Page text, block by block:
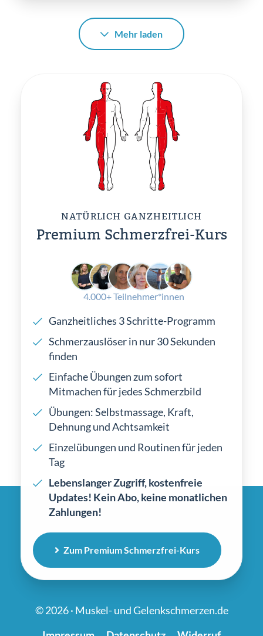
Mehr laden
NATÜRLICH GANZHEITLICH
Premium Schmerzfrei-Kurs
4.000+ Teilnehmer*innen
Ganzheitliches 3 Schritte-Programm
Schmerzauslöser in nur 30 Sekunden
finden
Einfache Übungen zum sofort
Mitmachen für jedes Schmerzbild
Übungen: Selbstmassage, Kraft,
Dehnung und Achtsamkeit
Einzelübungen und Routinen für jeden
Tag
Lebenslanger Zugriff, kostenfreie
Updates! Kein Abo, keine monatlichen
Zahlungen!
Zum Premium Schmerzfrei-Kurs
© 2026 · Muskel- und Gelenkschmerzen.de